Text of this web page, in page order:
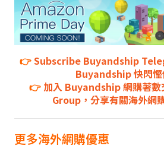
👉Subscribe Buyandship
Buyandship 快閃慳
👉 加入 Buyandship 網購著
Group，分享有關海外網
更多海外網購優惠